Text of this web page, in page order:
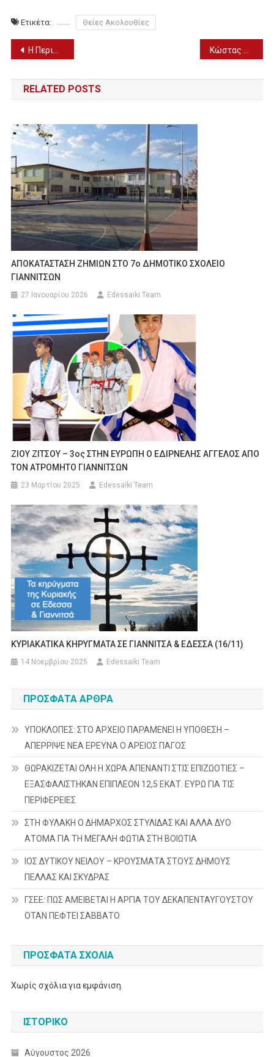
Ετικέτα: Θείες Ακολουθίες
Πλοήγηση
άρθρων
Η Περιφέρεια Κεντρικής Μακεδονίας στις πιο φτωχές Περιφέρειες της Ελλάδας (ΠΙΝΑΚΑΣ)
RELATED POSTS
ΑΠΟΚΑΤΑΣΤΑΣΗ ΖΗΜΙΩΝ ΣΤΟ 7ο ΔΗΜΟΤΙΚΟ ΣΧΟΛΕΙΟ
ΓΙΑΝΝΙΤΣΩΝ
27 Ιανουαρίου 2026 Edessaiki Team
ΖΙΟΥ ΖΙΤΣΟΥ – 3ος ΣΤΗΝ ΕΥΡΩΠΗ Ο ΕΔΙΡΝΕΛΗΣ ΑΓΓΕΛΟΣ ΑΠΟ
ΤΟΝ ΑΤΡΟΜΗΤΟ ΓΙΑΝΝΙΤΣΩΝ
23 Μαρτίου 2025 Edessaiki Team
ΚΥΡΙΑΚΑΤΙΚΑ ΚΗΡΥΓΜΑΤΑ ΣΕ ΓΙΑΝΝΙΤΣΑ & ΕΔΕΣΣΑ (16/11)
14 Νοεμβρίου 2025 Edessaiki Team
ΠΡΌΣΦΑΤΑ ΆΡΘΡΑ
ΥΠΟΚΛΟΠΕΣ: ΣΤΟ ΑΡΧΕΙΟ ΠΑΡΑΜΕΝΕΙ Η ΥΠΟΘΕΣΗ –
ΑΠΕΡΡΙΨΕ ΝΕΑ ΕΡΕΥΝΑ Ο ΑΡΕΙΟΣ ΠΑΓΟΣ
ΘΩΡΑΚΙΖΕΤΑΙ ΟΛΗ Η ΧΩΡΑ ΑΠΕΝΑΝΤΙ ΣΤΙΣ ΕΠΙΖΩΟΤΙΕΣ –
ΕΞΑΣΦΑΛΙΣΤΗΚΑΝ ΕΠΙΠΛΕΟΝ 12,5 ΕΚΑΤ. ΕΥΡΩ ΓΙΑ ΤΙΣ
ΠΕΡΙΦΕΡΕΙΕΣ
ΣΤΗ ΦΥΛΑΚΗ Ο ΔΗΜΑΡΧΟΣ ΣΤΥΛΙΔΑΣ ΚΑΙ ΑΛΛΑ ΔΥΟ
ΑΤΟΜΑ ΓΙΑ ΤΗ ΜΕΓΑΛΗ ΦΩΤΙΑ ΣΤΗ ΒΟΙΩΤΙΑ
ΙΟΣ ΔΥΤΙΚΟΥ ΝΕΙΛΟΥ – ΚΡΟΥΣΜΑΤΑ ΣΤΟΥΣ ΔΗΜΟΥΣ
ΠΕΛΛΑΣ ΚΑΙ ΣΚΥΔΡΑΣ
ΓΣΕΕ: ΠΩΣ ΑΜΕΙΒΕΤΑΙ Η ΑΡΓΙΑ ΤΟΥ ΔΕΚΑΠΕΝΤΑΥΓΟΥΣΤΟΥ
ΟΤΑΝ ΠΕΦΤΕΙ ΣΑΒΒΑΤΟ
ΠΡΌΣΦΑΤΑ ΣΧΌΛΙΑ
Χωρίς σχόλια για εμφάνιση.
ΙΣΤΟΡΙΚΌ
Αύγουστος 2026